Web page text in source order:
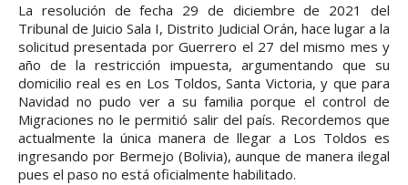
La resolución de fecha 29 de diciembre de 2021 del
Tribunal de Juicio Sala I, Distrito Judicial Orán, hace lugar a la
solicitud presentada por Guerrero el 27 del mismo mes y
año de la restricción impuesta, argumentando que su
domicilio real es en Los Toldos, Santa Victoria, y que para
Navidad no pudo ver a su familia porque el control de
Migraciones no le permitió salir del país. Recordemos que
actualmente la única manera de llegar a Los Toldos es
ingresando por Bermejo (Bolivia), aunque de manera ilegal
pues el paso no está oficialmente habilitado.